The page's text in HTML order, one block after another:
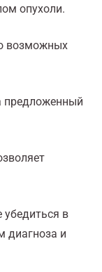
опухоли.
возможных
предложенный
в
диагноза и